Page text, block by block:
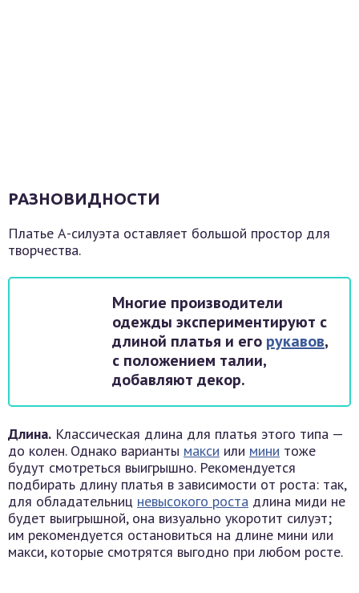
РАЗНОВИДНОСТИ
Платье А-силуэта оставляет большой простор для
творчества.
Многие производители
одежды экспериментируют с
длиной платья и его рукавов,
с положением талии,
добавляют декор.
Длина. Классическая длина для платья этого типа —
до колен. Однако варианты макси или мини тоже
будут смотреться выигрышно. Рекомендуется
подбирать длину платья в зависимости от роста: так,
для обладательниц невысокого роста длина миди не
будет выигрышной, она визуально укоротит силуэт;
им рекомендуется остановиться на длине мини или
макси, которые смотрятся выгодно при любом росте.